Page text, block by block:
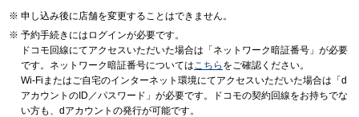
申し込み後に店舗を変更することはできません。
予約手続きにはログインが必要です。
ドコモ回線にてアクセスいただいた場合は「ネットワーク暗証番号」が必要
です。ネットワーク暗証番号についてはこちら をご確認ください。
Wi-Fiまたはご自宅のインターネット環境にてアクセスいただいた場合は「d
アカウントのID／パスワード」が必要です。ドコモの契約回線をお持ちでな
い方も、dアカウントの発行が可能です。